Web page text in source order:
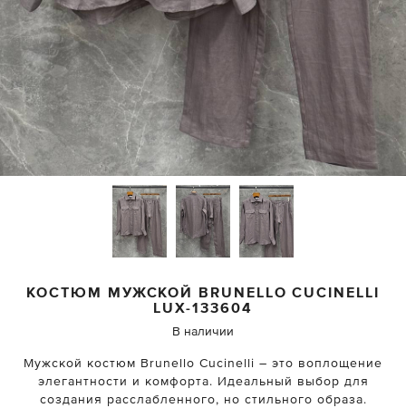
КОСТЮМ МУЖСКОЙ BRUNELLO CUCINELLI
LUX-133604
В наличии
Мужской костюм Brunello Cucinelli – это воплощение
элегантности и комфорта. Идеальный выбор для
создания расслабленного, но стильного образа.